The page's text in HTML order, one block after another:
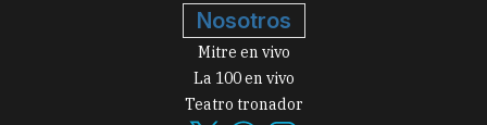
Nosotros
Mitre en vivo
La 100 en vivo
Teatro tronador